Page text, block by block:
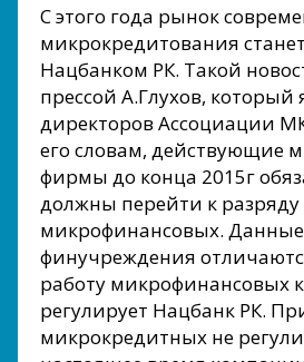
С этого года рынок
микрокредитования
Нацбанком РК. Такой
прессой А.Глухов, который
директоров Ассоциации
его словам, действующие
фирмы до конца 2015г
должны перейти к разряду
микрофинансовых. Данные
финучреждения
работу микрофинансовых
регулирует Нацбанк РК.
микрокредитных не